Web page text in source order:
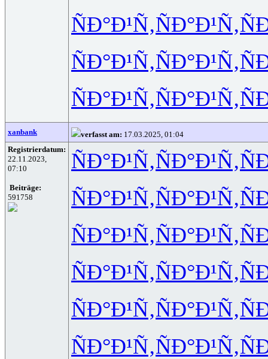
ÑÐ°Ð¹Ñ‚ÑÐ°Ð¹Ñ‚
ÑÐ°Ð¹Ñ‚ÑÐ°Ð¹Ñ‚
ÑÐ°Ð¹Ñ‚ÑÐ°Ð¹Ñ‚
xanbank verfasst am: 17.03.2025, 01:04
Registrierdatum:
22.11.2023,
07:10
Beiträge:
591758
ÑÐ°Ð¹Ñ‚ÑÐ°Ð¹Ñ‚
ÑÐ°Ð¹Ñ‚ÑÐ°Ð¹Ñ‚
ÑÐ°Ð¹Ñ‚ÑÐ°Ð¹Ñ‚
ÑÐ°Ð¹Ñ‚ÑÐ°Ð¹Ñ‚
ÑÐ°Ð¹Ñ‚ÑÐ°Ð¹Ñ‚
ÑÐ°Ð¹Ñ‚ÑÐ°Ð¹Ñ‚